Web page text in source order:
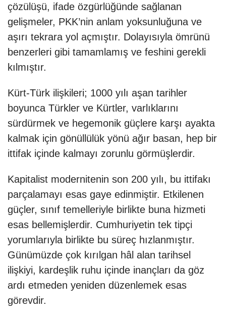
çözülüşü, ifade özgürlüğünde sağlanan
gelişmeler, PKK’nin anlam yoksunluğuna ve
aşırı tekrara yol açmıştır. Dolayısıyla ömrünü
benzerleri gibi tamamlamış ve feshini gerekli
kılmıştır.
Kürt-Türk ilişkileri; 1000 yılı aşan tarihler
boyunca Türkler ve Kürtler, varlıklarını
sürdürmek ve hegemonik güçlere karşı ayakta
kalmak için gönüllülük yönü ağır basan, hep bir
ittifak içinde kalmayı zorunlu görmüşlerdir.
Kapitalist modernitenin son 200 yılı, bu ittifakı
parçalamayı esas gaye edinmiştir. Etkilenen
güçler, sınıf temelleriyle birlikte buna hizmeti
esas bellemişlerdir. Cumhuriyetin tek tipçi
yorumlarıyla birlikte bu süreç hızlanmıştır.
Günümüzde çok kırılgan hâl alan tarihsel
ilişkiyi, kardeşlik ruhu içinde inançları da göz
ardı etmeden yeniden düzenlemek esas
görevdir.